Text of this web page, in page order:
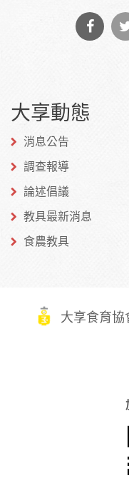
Facebook
大享動態
消息公告
調查報導
論述倡議
教具最新消息
食農教具
大享食育